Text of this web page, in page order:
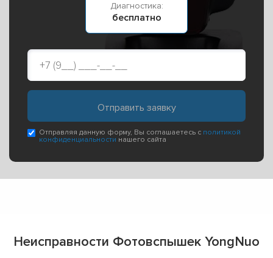
Диагностика:
бесплатно
Отправляя данную форму, Вы соглашаетесь с политикой
конфиденциальности нашего сайта
Неисправности Фотовспышек YongNuo